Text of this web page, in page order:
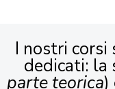
I nostri corsi
dedicati: la
parte teorica)